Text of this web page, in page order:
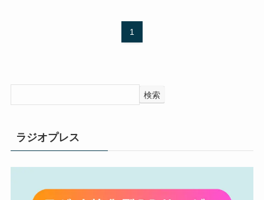
1
検索
ラジオプレス